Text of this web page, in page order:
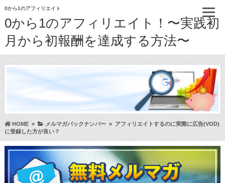
0から1のアフィリエイト
0から1のアフィリエイト！〜実践初
月から初報酬を達成する方法〜
HOME» メルマガバックナンバー» アフィリエイトするのに実際に広告(VOD)
に登録した方が良い？